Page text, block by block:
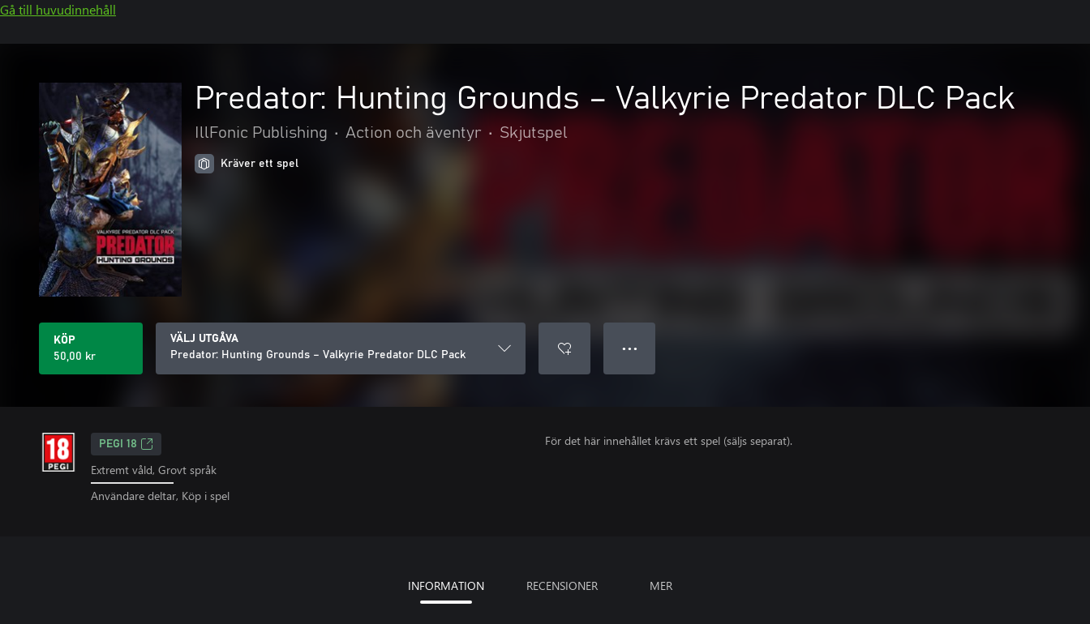
Gå till huvudinnehåll
Predator: Hunting Grounds – Valkyrie Predator DLC Pack
IllFonic Publishing • Action och äventyr • Skjutspel
Kräver ett spel
KÖP
50,00 kr
VÄLJ UTGÅVA
Predator: Hunting Grounds – Valkyrie Predator DLC Pack
● ● ●
PEGI 18
Extremt våld, Grovt språk
Användare deltar, Köp i spel
För det här innehållet krävs ett spel (säljs separat).
INFORMATION RECENSIONER MER